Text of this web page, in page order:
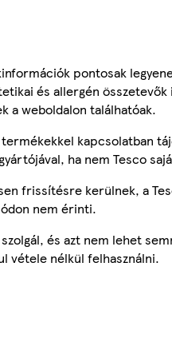
pontosak
és allergén
a weboldalon találhatóak.
kapcsolatban
ha nem Tesco
frissítésre kerülnek, a
nem érinti.
és azt nem lehet
vétele nélkül felhasználni.